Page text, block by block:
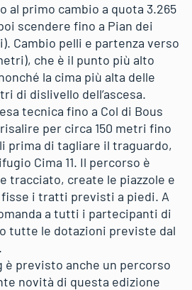
al primo cambio a quota 3.265
scendere fino a Pian dei
Cambio pelli e partenza verso
che è il punto più alto
la cima più alta delle
di dislivello dell’ascesa.
tecnica fino a Col di Bous
per circa 150 metri fino
prima di tagliare il traguardo,
Cima 11. Il percorso è
tracciato, create le piazzole e
i tratti previsti a piedi. A
a tutti i partecipanti di
tutte le dotazioni previste dal
è previsto anche un percorso
novità di questa edizione